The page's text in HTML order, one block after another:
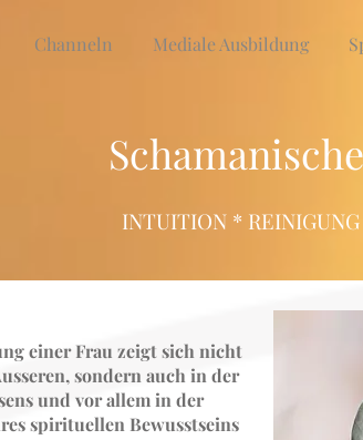
Channeln Mediale Ausbildung
INTUITION *
einer Frau zeigt sich nicht
sondern auch in der
und vor allem in der
spirituellen Bewusstseins